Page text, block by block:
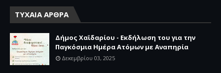
ΤΥΧΑΙΑ ΑΡΘΡΑ
Δήμος Χαϊδαρίου - Εκδήλωση του για την
Παγκόσμια Ημέρα Ατόμων με Αναπηρία
Δεκεμβρίου 03, 2025